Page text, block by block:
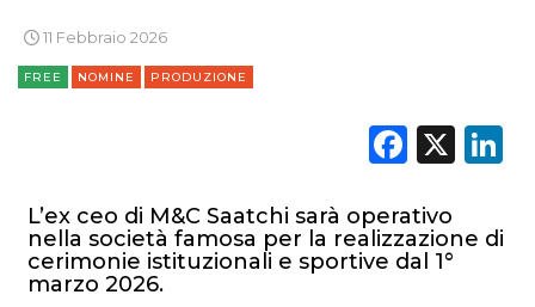
RICERCHE
PREVISIONI/SCENARI
11 Febbraio 2026
FREE NOMINE PRODUZIONE
X
L’ex ceo di M&C Saatchi sarà operativo
nella società famosa per la realizzazione di
cerimonie istituzionali e sportive dal 1°
marzo 2026.